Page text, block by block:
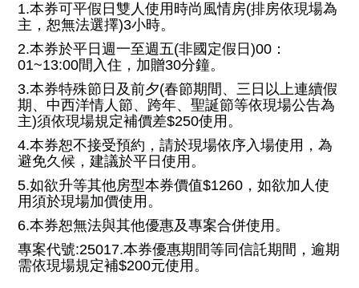
1.本券可平假日雙人使用時尚風情房(排房依現場為
主，恕無法選擇)3小時。
2.本券於平日週一至週五(非國定假日)00：
01~13:00間入住，加贈30分鐘。
3.本券特殊節日及前夕(春節期間、三日以上連續假
期、中西洋情人節、跨年、聖誕節等依現場公告為
主)須依現場規定補價差$250使用。
4.本券恕不接受預約，請於現場依序入場使用，為
避免久候，建議於平日使用。
5.如欲升等其他房型本券價值$1260，如欲加人使
用須於現場加價使用。
6.本券恕無法與其他優惠及專案合併使用。
專案代號:25017.本券優惠期間等同信託期間，逾期
需依現場規定補$200元使用。